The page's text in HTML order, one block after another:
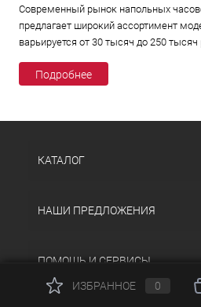
Современный рынок напольных
предлагает широкий ассортимент
варьируется от 30 тысяч до 250 тысяч
Подробнее
КАТАЛОГ
НАШИ ПРЕДЛОЖЕНИЯ
ПОМОЩЬ И СЕРВИСЫ
ИЗБРАННОЕ
0